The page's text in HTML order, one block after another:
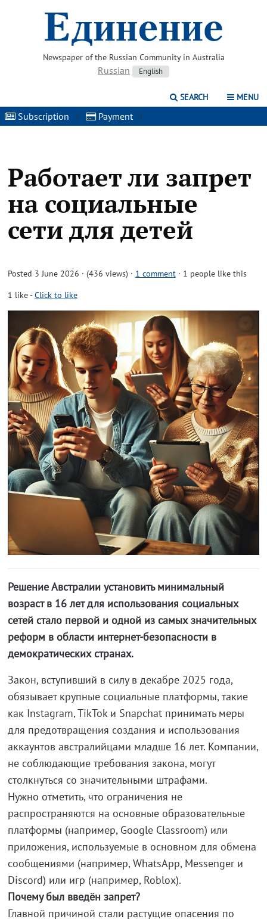
Newspaper of the Russian Community in Australia
Russian English
SEARCH MENU
Subscription | Payment |
Работает ли запрет
на социальные
сети для детей
Posted 3 June 2026 · (436 views) · 1 comment · 1 people like this
1 like-Click to like
Решение Австралии установить минимальный
возраст в 16 лет для использования социальных
сетей стало первой и одной из самых значительных
реформ в области интернет-безопасности в
демократических странах.
Закон, вступивший в силу в декабре 2025 года,
обязывает крупные социальные платформы, такие
как Instagram, TikTok и Snapchat принимать меры
для предотвращения создания и использования
аккаунтов австралийцами младше 16 лет. Компании,
не соблюдающие требования закона, могут
столкнуться со значительными штрафами.
Нужно отметить, что ограничения не
распространяются на основные образовательные
платформы (например, Google Classroom) или
приложения, используемые в основном для обмена
сообщениями (например, WhatsApp, Messenger и
Discord) или игр (например, Roblox).
Почему был введён запрет?
Главной причиной стали растущие опасения по